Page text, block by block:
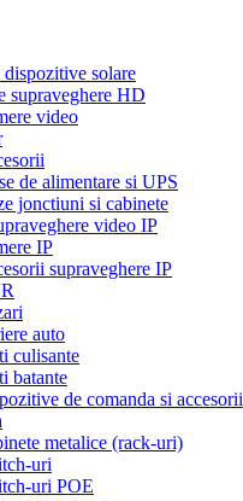
dispozitive solare
supraveghere HD
video
de alimentare si UPS
jonctiuni si cabinete
video IP
IP
supraveghere IP
auto
culisante
batante
de comanda si accesorii
metalice (rack-uri)
uri
uri POE